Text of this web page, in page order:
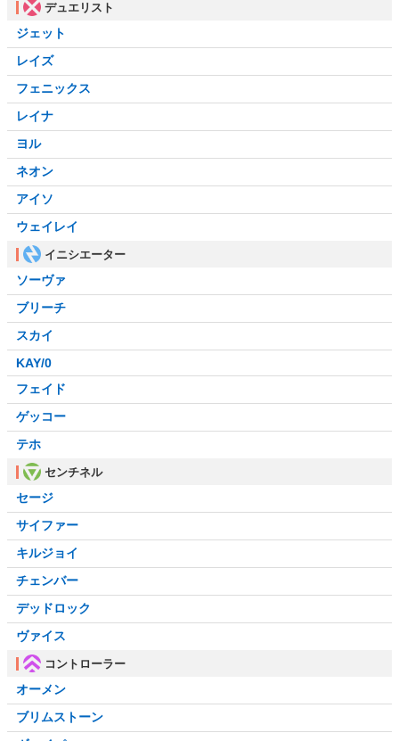
デュエリスト
ジェット
レイズ
フェニックス
レイナ
ヨル
ネオン
アイソ
ウェイレイ
イニシエーター
ソーヴァ
ブリーチ
スカイ
KAY/0
フェイド
ゲッコー
テホ
センチネル
セージ
サイファー
キルジョイ
チェンバー
デッドロック
ヴァイス
コントローラー
オーメン
ブリムストーン